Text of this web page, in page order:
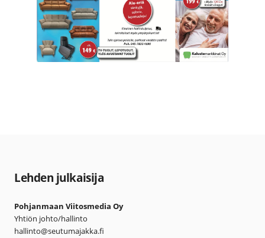
Lehden julkaisija
Pohjanmaan Viitosmedia Oy
Yhtiön johto/hallinto
hallinto@seutumajakka.fi